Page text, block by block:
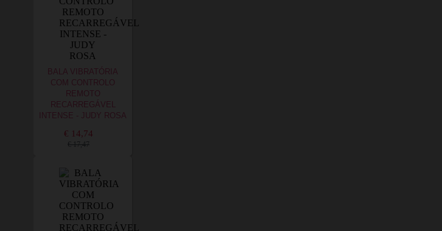
BALA VIBRATÓRIA
COM CONTROLO
REMOTO
RECARREGÁVEL
INTENSE - JUDY ROSA
€ 14,74
€ 17,47